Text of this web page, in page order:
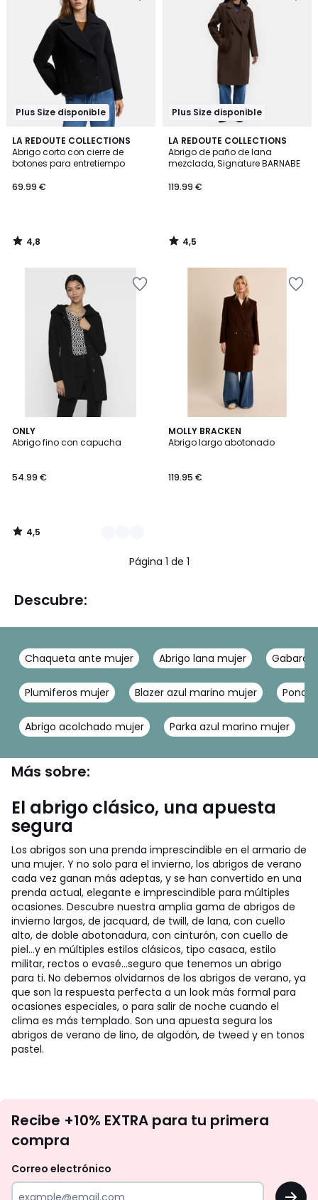
Plus Size disponible
LA REDOUTE COLLECTIONS
Abrigo corto con cierre de
botones para entretiempo
69.99 €
4,8
/ 5
4,8
/
Plus Size disponible
LA REDOUTE COLLECTIONS
Abrigo de paño de lana
mezclada, Signature BARNABE
119.99 €
4,5
/ 5
4,5
/
ONLY
Abrigo fino con capucha
54.99 €
4,5
/ 5
2
Colores
4,5
/
MOLLY BRACKEN
Abrigo largo abotonado
119.95 €
Página 1 de 1
Descubre:
Chaqueta ante mujer Abrigo lana mujer
Plumiferos mujer Blazer azul marino mujer
Abrigo acolchado mujer Parka azul marino mujer
Más sobre:
El abrigo clásico, una apuesta
segura
Los abrigos son una prenda imprescindible en el armario de
una mujer. Y no solo para el invierno, los abrigos de verano
cada vez ganan más adeptas, y se han convertido en una
prenda actual, elegante e imprescindible para múltiples
ocasiones. Descubre nuestra amplia gama de abrigos de
invierno largos, de jacquard, de twill, de lana, con cuello
alto, de doble abotonadura, con cinturón, con cuello de
piel...y en múltiples estilos clásicos, tipo casaca, estilo
militar, rectos o evasé...seguro que tenemos un abrigo
para ti. No debemos olvidarnos de los abrigos de verano, ya
que son la respuesta perfecta a un look más formal para
ocasiones especiales, o para salir de noche cuando el
clima es más templado. Son una apuesta segura los
abrigos de verano de lino, de algodón, de tweed y en tonos
pastel.
te
tu
Recibe +10% EXTRA para tu primera
compra
Correo electrónico
OK